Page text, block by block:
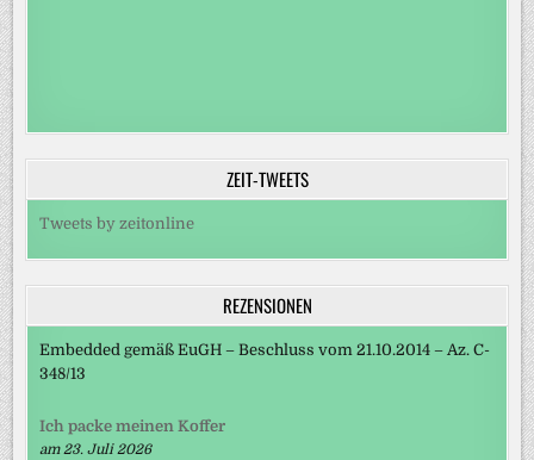
ZEIT-TWEETS
Tweets by zeitonline
REZENSIONEN
Embedded gemäß EuGH – Beschluss vom 21.10.2014 – Az. C-
348/13
Ich packe meinen Koffer
am 23. Juli 2026